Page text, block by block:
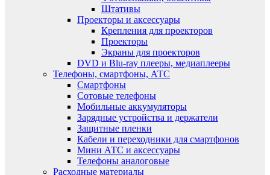
Штативы
Проекторы и аксессуары
Крепления для проекторов
Проекторы
Экраны для проекторов
DVD и Blu-ray плееры, медиаплееры
Телефоны, смартфоны, АТС
Смартфоны
Сотовые телефоны
Мобильные аккумуляторы
Зарядные устройства и держатели
Защитные пленки
Кабели и переходники для смартфонов
Мини АТС и аксессуары
Телефоны аналоговые
Расходные материалы